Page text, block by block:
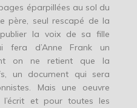
éparpillées au sol du
père, seul rescapé de la
la voix de sa fille
fera d’Anne Frank un
on ne retient que la
un document qui sera
Mais une oeuvre
l’écrit et pour toutes les